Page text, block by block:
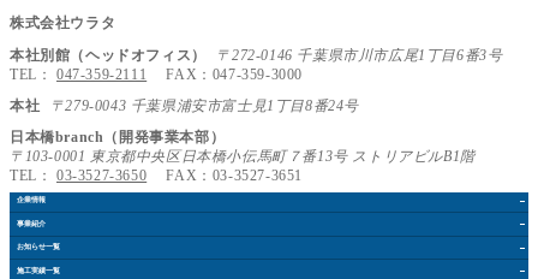
株式会社ウラタ
本社別館（ヘッドオフィス）
〒272-0146 千葉県市川市広尾1丁目6番3号
TEL： 047-359-2111 FAX：047-359-3000
本社
〒279-0043 千葉県浦安市富士見1丁目8番24号
日本橋branch（開発事業本部）
〒103-0001 東京都中央区日本橋小伝馬町７番13号 ストリアビルB1階
TEL： 03-3527-3650 FAX：03-3527-3651
企業情報
事業紹介
お知らせ一覧
施工実績一覧